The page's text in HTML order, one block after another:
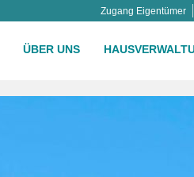
Zugang Eigentümer
ÜBER UNS